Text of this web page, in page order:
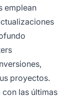
emplean
proyectos.
las últimas